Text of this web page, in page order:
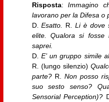
Risposta:Immagino
lavorano per la Difesa o
D.Esatto. R.Li è dove
elite. Qualora si
saprei.
D.E’ un gruppo simile
R. (lungo silenzio)
parte?R. Non posso
suo sesto senso?
Sensorial Perception)?